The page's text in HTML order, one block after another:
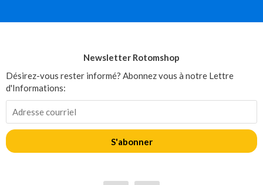
Newsletter Rotomshop
Désirez-vous rester informé? Abonnez vous à notre Lettre
d'Informations:
S'abonner